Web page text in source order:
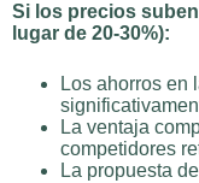
Si los precios
lugar de 20-30%):
Los ahorros en
La ventaja
competidores
La propuesta